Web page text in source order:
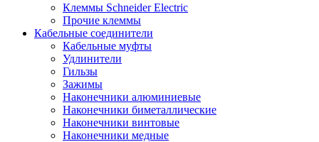
Клеммы Schneider Electric
Прочие клеммы
Кабельные соединители
Кабельные муфты
Удлинители
Гильзы
Зажимы
Наконечники алюминиевые
Наконечники биметаллические
Наконечники винтовые
Наконечники медные